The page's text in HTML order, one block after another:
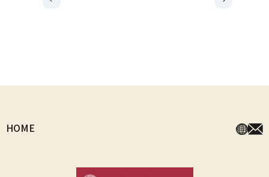
HOME